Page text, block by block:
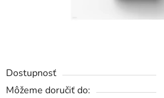
Dostupnosť
Môžeme doručiť do: